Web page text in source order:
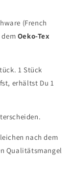
(French
Oeko-Tex
1 Stück
erhältst Du 1
nach dem
Qualitätsmangel